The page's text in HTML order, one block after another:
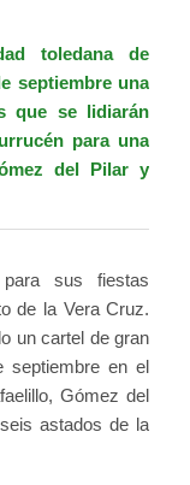
toledana de
septiembre una
que se lidiarán
para una
del Pilar y
sus fiestas
de la Vera Cruz.
un cartel de gran
septiembre en el
Gómez del
astados de la